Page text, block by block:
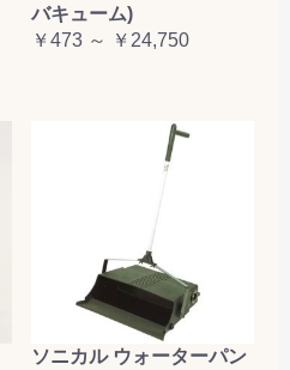
バキューム)
￥473 ～ ￥24,750
ソニカル ウォーターパン